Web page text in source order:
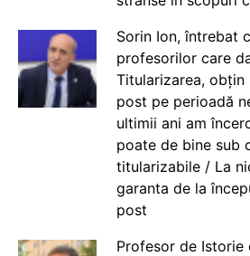
Sorin Ion, întrebat
profesorilor care
Titularizarea, obțin
post pe perioadă
ultimii ani am
poate de bine sub
titularizabile / La
garanta de la
post
Profesor de Istorie